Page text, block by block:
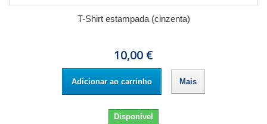
T-Shirt estampada (cinzenta)
10,00 €
Adicionar ao carrinho Mais
Disponível